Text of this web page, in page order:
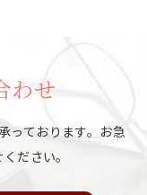
わせ
ております。 お急
ださい。